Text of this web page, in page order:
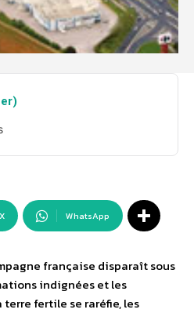
X WhatsApp
française disparaît sous
indignées et les
fertile se raréfie, les